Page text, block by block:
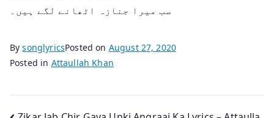
سب میرا جنازہ اٹھانے لگے ہیں۔
BysonglyricsPosted on August 27, 2020
Posted in Attaullah Khan